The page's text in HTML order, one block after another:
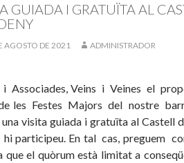
GUIADA I GRATUÏTA AL
AGOSTO DE 2021 ADMINISTRADOR
Associades, Veins i Veines el
les Festes Majors del nostre
visita guiada i gratuïta al Castell
hi participeu. En tal cas, preguem
que el quòrum està limitat a